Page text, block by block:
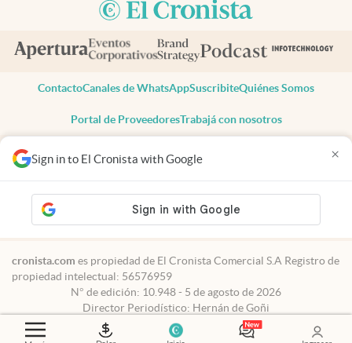
Sign in to El Cronista with Google ×
ContactoCanales de WhatsAppSuscribiteQuiénes Somos
Portal de ProveedoresTrabajá con nosotros
Todos los derechos reservados
Privacidad
Consentimiento
Tel:+54 11 7078-3270
cronista.com es propiedad de El Cronista Comercial S.A Registro de
propiedad intelectual: 56576959
N° de edición: 10.948 - 5 de agosto de 2026
Director Periodístico: Hernán de Goñi